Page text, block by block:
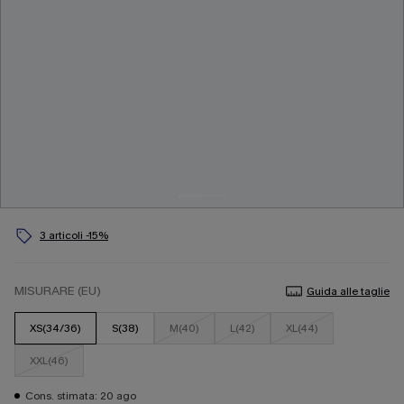
3 articoli -15%
MISURARE (EU) Guida alle taglie
XS(34/36) S(38) M(40) L(42) XL(44)
XXL(46)
Cons. stimata: 20 ago